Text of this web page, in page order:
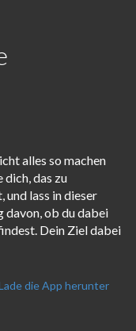
alles so machen
dich, das zu
lass in dieser
davon, ob du dabei
Dein Ziel dabei
die App herunter